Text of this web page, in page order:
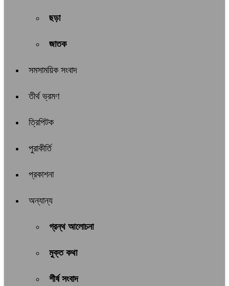
ছড়া
জাতক
সমসাময়িক সংবাদ
তীর্থ ভ্রমণ
ত্রিপিটক
পুরাকীর্তি
প্রকাশনা
অন্যান্য
গ্রন্থ আলোচনা
মুক্ত কথা
শীর্ষ সংবাদ